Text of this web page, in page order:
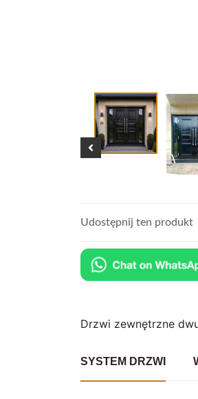
Udostępnij ten produkt
Drzwi zewnętrzne
SYSTEM DRZWI